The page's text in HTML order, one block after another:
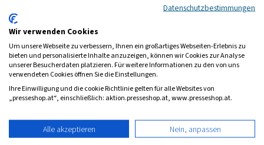
Connect E-Paper
Smartphones und Connectivity
ab 2,30 €
(13 x pro Jahr)
IT-Administrator All
inclusive E-Paper
ab 14,92 €
(monatlich)
Datenschutzbestimmungen
Wir verwenden Cookies
Um unsere Webseite zu verbessern, Ihnen ein großartiges Webseiten-Erlebnis zu
bieten und personalisierte Inhalte anzuzeigen, können wir Cookies zur Analyse
unserer Besucherdaten platzieren. Für weitere Informationen zu den von uns
verwendeten Cookies öffnen Sie die Einstellungen.
Ihre Einwilligung und die cookie Richtlinie gelten für alle Websites von
„presseshop.at“, einschließlich: aktion.presseshop.at, www.presseshop.at.
Alle akzeptieren Nein, anpassen